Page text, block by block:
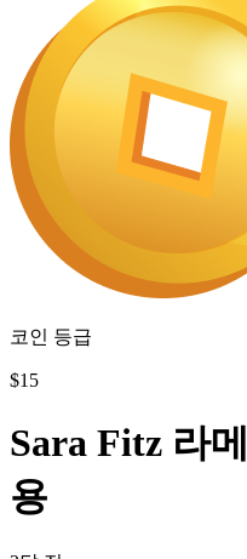
코인 등급
$15
Sara Fitz 라
용